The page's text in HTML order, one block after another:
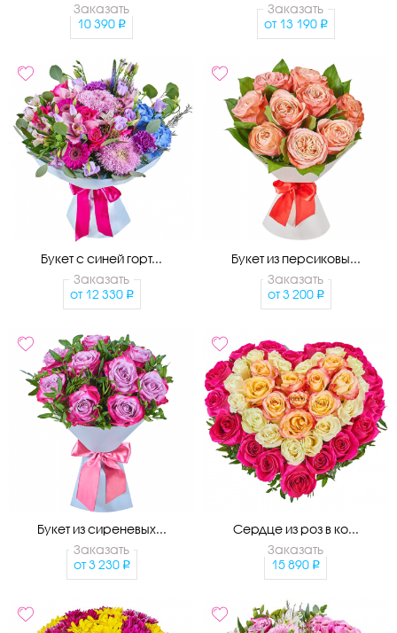
Заказать
10 390
Заказать
от 13 190
Букет с синей горт...
Заказать
от 12 330
Букет из персиковы...
Заказать
от 3 200
Букет из сиреневых...
Заказать
от 3 230
Сердце из роз в ко...
Заказать
15 890